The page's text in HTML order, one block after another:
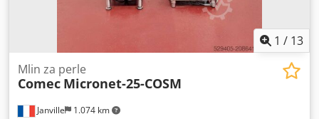
1 / 13
Janville 1.074 km
Mlin za perle
Comec Micronet-25-COSM